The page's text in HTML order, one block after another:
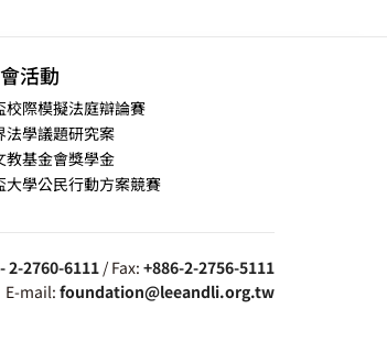
活動
校際模擬法庭辯論賽
法學議題研究案
教基金會獎學金
大學公民行動方案競賽
2-2760-6111 / Fax: +886-2-2756-5111
E-mail: foundation@leeandli.org.tw